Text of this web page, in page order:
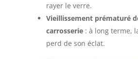
rayer le verre.
Vieillissement prématuré
carrosserie: à long terme,
perd de son éclat.